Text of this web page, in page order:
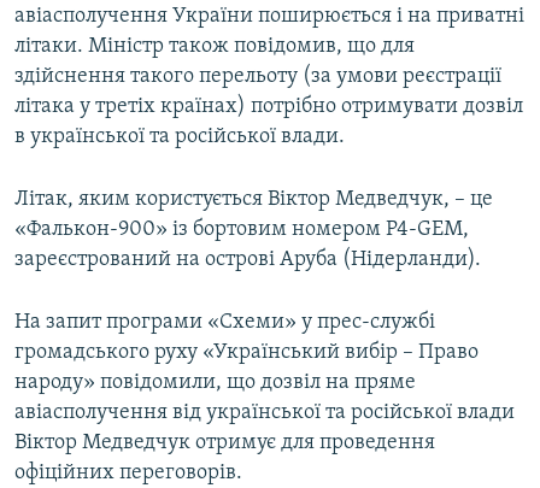
авіасполучення України поширюється і на приватні
літаки. Міністр також повідомив, що для
здійснення такого перельоту (за умови реєстрації
літака у третіх країнах) потрібно отримувати дозвіл
в української та російської влади.
Літак, яким користується Віктор Медведчук, – це
«Фалькон-900» із бортовим номером P4-GEM,
зареєстрований на острові Аруба (Нідерланди).
На запит програми «Схеми» у прес-службі
громадського руху «Український вибір – Право
народу» повідомили, що дозвіл на пряме
авіасполучення від української та російської влади
Віктор Медведчук отримує для проведення
офіційних переговорів.